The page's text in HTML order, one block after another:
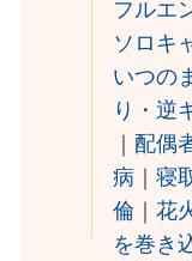
フルエ
ソロキ
いつの
り・逆
配偶
病 ｜寝
倫 ｜花
を巻き